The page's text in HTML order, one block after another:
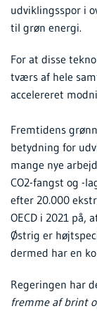
udviklingsspor i
til grøn energi.
For at disse
tværs af hele
accelereret
Fremtidens
betydning for
mange nye
CO2-fangst og -
efter 20.000
OECD i 2021 på,
Østrig er
dermed har en
Regeringen har
fremme af brint